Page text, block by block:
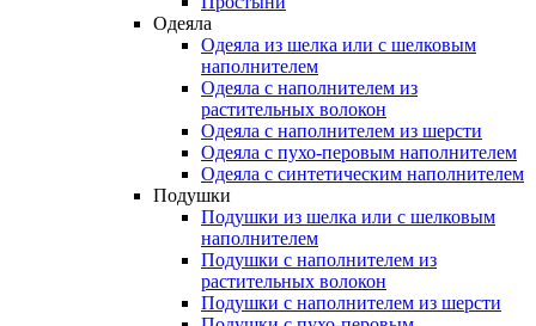
Одеяла
Одеяла из шелка или с шелковым
наполнителем
Одеяла с наполнителем из
растительных волокон
Одеяла с наполнителем из шерсти
Одеяла с пухо-перовым наполнителем
Одеяла с синтетическим наполнителем
Подушки
Подушки из шелка или с шелковым
наполнителем
Подушки с наполнителем из
растительных волокон
Подушки с наполнителем из шерсти